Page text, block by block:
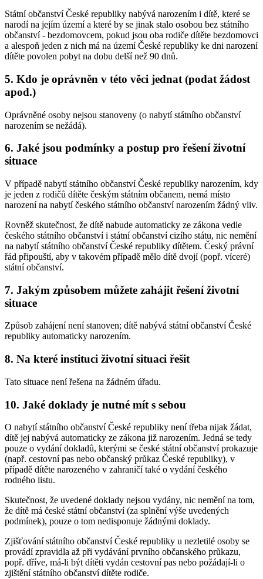
Státní občanství České republiky nabývá narozením i dítě, které se
narodí na jejím území a které by se jinak stalo osobou bez státního
občanství - bezdomovcem, pokud jsou oba rodiče dítěte bezdomovci
a alespoň jeden z nich má na území České republiky ke dni narození
dítěte povolen pobyt na dobu delší než 90 dnů.
5. Kdo je oprávněn v této věci jednat (podat žádost
apod.)
Oprávněné osoby nejsou stanoveny (o nabytí státního občanství
narozením se nežádá).
6. Jaké jsou podmínky a postup pro řešení životní
situace
V případě nabytí státního občanství České republiky narozením, kdy
je jeden z rodičů dítěte českým státním občanem, nemá místo
narození na nabytí českého státního občanství narozením žádný vliv.
Rovněž skutečnost, že dítě nabude automaticky ze zákona vedle
českého státního občanství i státní občanství cizího státu, nic nemění
na nabytí státního občanství České republiky dítětem. Český právní
řád připouští, aby v takovém případě mělo dítě dvojí (popř. víceré)
státní občanství.
7. Jakým způsobem můžete zahájit řešení životní
situace
Způsob zahájení není stanoven; dítě nabývá státní občanství České
republiky automaticky narozením.
8. Na které instituci životní situaci řešit
Tato situace není řešena na žádném úřadu.
10. Jaké doklady je nutné mít s sebou
O nabytí státního občanství České republiky není třeba nijak žádat,
dítě jej nabývá automaticky ze zákona již narozením. Jedná se tedy
pouze o vydání dokladů, kterými se české státní občanství prokazuje
(např. cestovní pas nebo občanský průkaz České republiky), v
případě dítěte narozeného v zahraničí také o vydání českého
rodného listu.
Skutečnost, že uvedené doklady nejsou vydány, nic nemění na tom,
že dítě má české státní občanství (za splnění výše uvedených
podmínek), pouze o tom nedisponuje žádnými doklady.
Zjišťování státního občanství České republiky u nezletilé osoby se
provádí zpravidla až při vydávání prvního občanského průkazu,
popř. dříve, má-li být dítěti vydán cestovní pas nebo požádají-li o
zjištění státního občanství dítěte rodiče.